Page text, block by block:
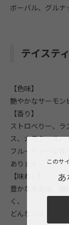
ボーバル、グルナ
テイステ
【色味】
艶やかなサーモン
【香り】
ストロべりー、ラ
ス、カモミール。
フルーティーな香
あります。
【味わい】
豊かな果実味、酸
く、
どんなシチュエー
このサ